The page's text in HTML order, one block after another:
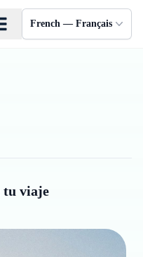
French — Français
tu viaje